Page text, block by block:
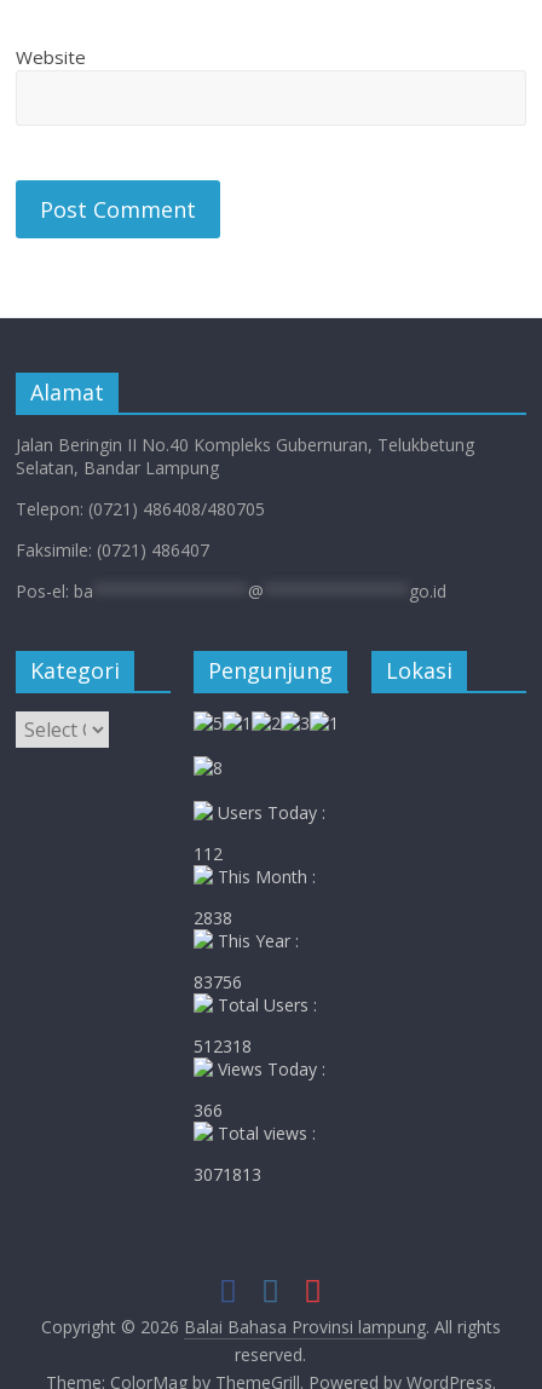
Website
Alamat
Jalan Beringin II No.40 Kompleks Gubernuran, Telukbetung
Selatan, Bandar Lampung
Telepon: (0721) 486408/480705
Faksimile: (0721) 486407
Pos-el: ba @ go.id
Kategori
Kategori
Pengunjung
Users Today :
112
This Month :
2838
This Year :
83756
Total Users :
512318
Views Today :
366
Total views :
3071813
Lokasi
Copyright © 2026 Balai Bahasa Provinsi lampung. All rights
reserved.
Theme: ColorMagby ThemeGrill. Powered by WordPress.